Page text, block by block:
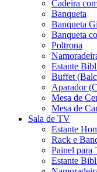
Cadeira
Banqueta
Banqueta
Banqueta
Poltrona
Estante
Buffet
Aparador
Mesa de
Mesa de
Sala de TV
Estante
Rack e
Painel para
Estante